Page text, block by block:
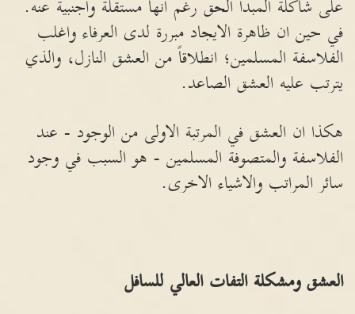
على شاكلة المبدأ الحق رغم انها مستقلة واجنبية عنه.
في حين ان ظاهرة الايجاد مبررة لدى العرفاء واغلب
الفلاسفة المسلمين؛ انطلاقاً من العشق النازل، والذي
يترتب عليه العشق الصاعد.
هكذا ان العشق في المرتبة الاولى من الوجود - عند
الفلاسفة والمتصوفة المسلمين - هو السبب في وجود
سائر المراتب والاشياء الاخرى.
العشق ومشكلة التفات العالي للسافل